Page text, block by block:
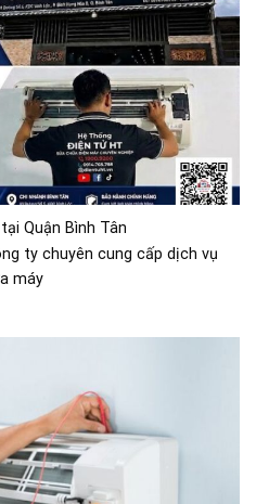
Quận Bình Tân
ty chuyên cung cấp dịch vụ
máy